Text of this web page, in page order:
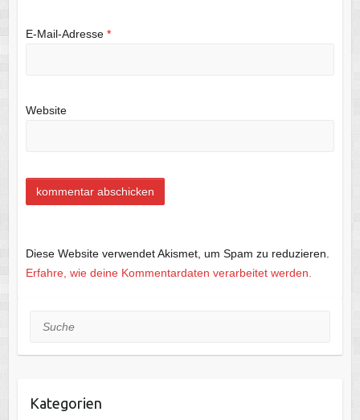
E-Mail-Adresse *
Website
Diese Website verwendet Akismet, um Spam zu reduzieren.
Erfahre, wie deine Kommentardaten verarbeitet werden.
Suche
Kategorien